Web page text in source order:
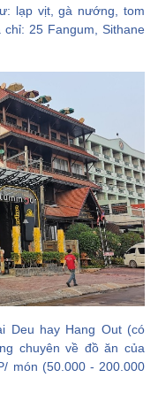
lạp vịt, gà nướng, tom
25 Fangum, Sithane
Deu hay Hang Out (có
chuyên về đồ ăn của
món (50.000 - 200.000